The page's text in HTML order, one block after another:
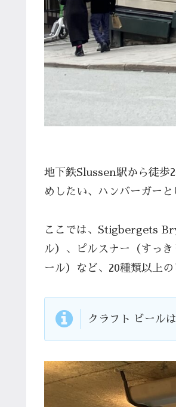
地下鉄Slussen駅から徒歩
めしたい、ハンバーガーと
ここでは、Stigbergets
ル）、ピルスナー（すっ
ール）など、20種類以上の
クラフト ビール